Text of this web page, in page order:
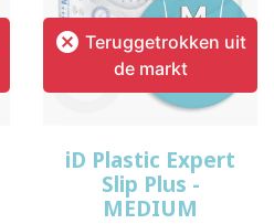
 Teruggetrokken uit
de markt
iD Plastic Expert
Slip Plus -
MEDIUM